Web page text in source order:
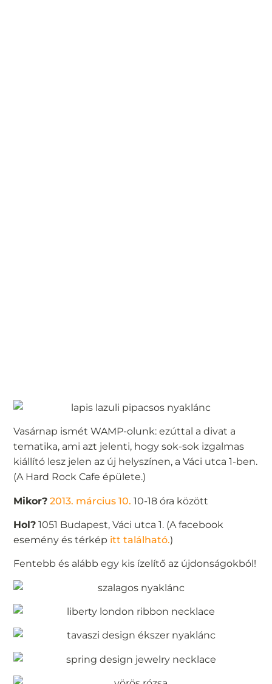
Vasárnap ismét WAMP-olunk: ezúttal a divat a
tematika, ami azt jelenti, hogy sok-sok izgalmas
kiállító lesz jelen az új helyszínen, a Váci utca 1-ben.
(A Hard Rock Cafe épülete.)
Mikor? 2013. március 10. 10-18 óra között
Hol? 1051 Budapest, Váci utca 1. (A facebook
esemény és térkép itt található.)
Fentebb és alább egy kis ízelítő az újdonságokból!